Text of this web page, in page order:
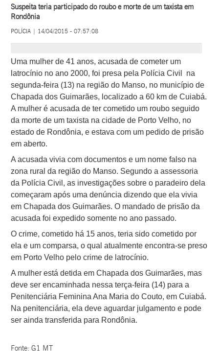
Suspeita teria participado do roubo e morte de um taxista em
Rondônia
POLÍCIA | 14/04/2015 - 07:57:08
Uma mulher de 41 anos, acusada de cometer um
latrocínio no ano 2000, foi presa pela Polícia Civil na
segunda-feira (13) na região do Manso, no município de
Chapada dos Guimarães, localizado a 60 km de Cuiabá.
A mulher é acusada de ter cometido um roubo seguido
da morte de um taxista na cidade de Porto Velho, no
estado de Rondônia, e estava com um pedido de prisão
em aberto.
A acusada vivia com documentos e um nome falso na
zona rural da região do Manso. Segundo a assessoria
da Polícia Civil, as investigações sobre o paradeiro dela
começaram após uma denúncia dizendo que ela vivia
em Chapada dos Guimarães. O mandado de prisão da
acusada foi expedido somente no ano passado.
O crime, cometido há 15 anos, teria sido cometido por
ela e um comparsa, o qual atualmente encontra-se preso
em Porto Velho pelo crime de latrocínio.
A mulher está detida em Chapada dos Guimarães, mas
deve ser encaminhada nessa terça-feira (14) para a
Penitenciária Feminina Ana Maria do Couto, em Cuiabá.
Na penitenciária, ela deve aguardar julgamento e pode
ser ainda transferida para Rondônia.
Fonte: G1 MT